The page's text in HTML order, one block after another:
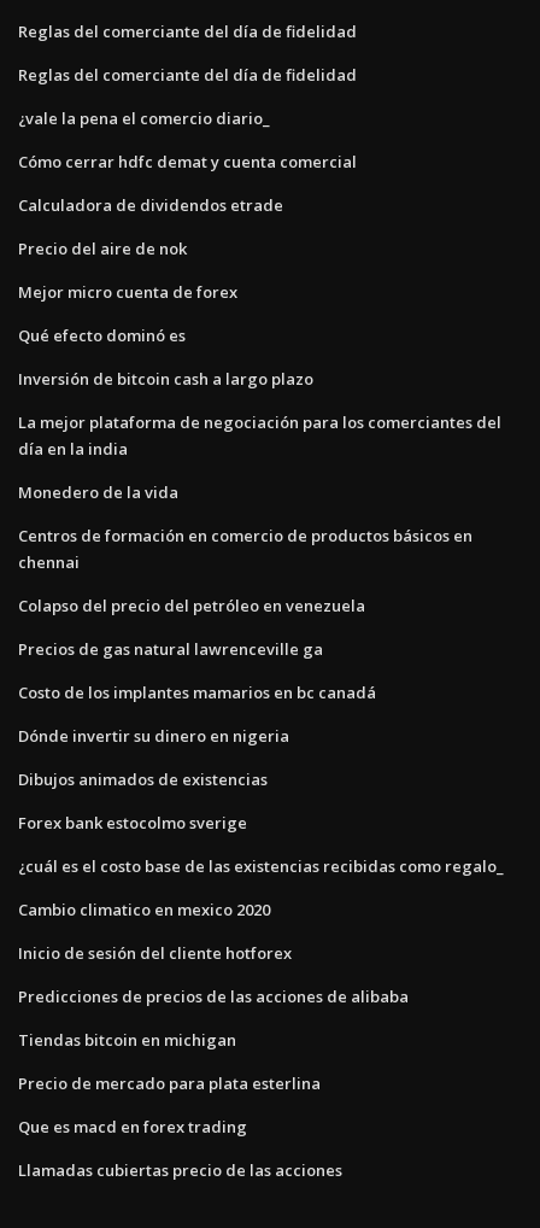
Reglas del comerciante del día de fidelidad
Reglas del comerciante del día de fidelidad
¿vale la pena el comercio diario_
Cómo cerrar hdfc demat y cuenta comercial
Calculadora de dividendos etrade
Precio del aire de nok
Mejor micro cuenta de forex
Qué efecto dominó es
Inversión de bitcoin cash a largo plazo
La mejor plataforma de negociación para los comerciantes del
día en la india
Monedero de la vida
Centros de formación en comercio de productos básicos en
chennai
Colapso del precio del petróleo en venezuela
Precios de gas natural lawrenceville ga
Costo de los implantes mamarios en bc canadá
Dónde invertir su dinero en nigeria
Dibujos animados de existencias
Forex bank estocolmo sverige
¿cuál es el costo base de las existencias recibidas como regalo_
Cambio climatico en mexico 2020
Inicio de sesión del cliente hotforex
Predicciones de precios de las acciones de alibaba
Tiendas bitcoin en michigan
Precio de mercado para plata esterlina
Que es macd en forex trading
Llamadas cubiertas precio de las acciones